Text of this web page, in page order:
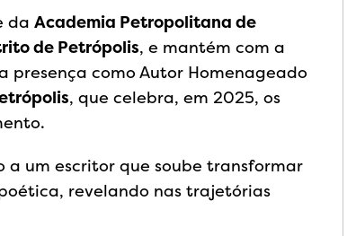
da Academia Petropolitana de
de Petrópolis, e mantém com a
como Autor Homenageado
, que celebra, em 2025, os
a um escritor que soube transformar
revelando nas trajetórias